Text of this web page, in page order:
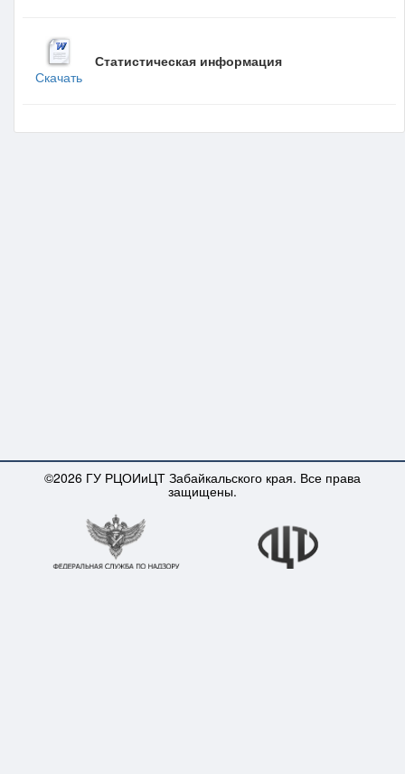
Скачать
Статистическая информация
©2026 ГУ РЦОИиЦТ Забайкальского края. Все права
защищены.